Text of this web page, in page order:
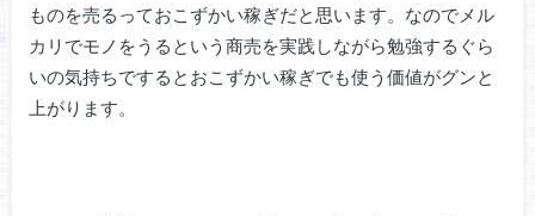
ものを売るっておこずかい稼ぎだと思います。なのでメル
カリでモノをうるという商売を実践しながら勉強するぐら
いの気持ちでするとおこずかい稼ぎでも使う価値がグンと
上がります。